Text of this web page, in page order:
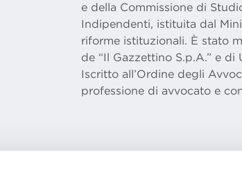
e della Commissione di
Indipendenti, istituita dal
riforme istituzionali. È stato
de “Il Gazzettino S.p.A.” e
Iscritto all’Ordine degli
professione di avvocato e